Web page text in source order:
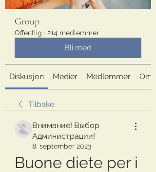
Group
Offentlig · 214 medlemmer
Bli med
Diskusjon Medier Medlemmer Om
Tilbake
Внимание! Выбор
Администрации!
8. september 2023
Buone diete per i